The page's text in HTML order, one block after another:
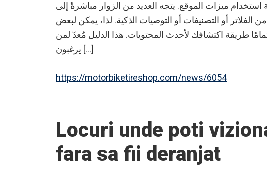
ميزات الموقع. يتجه العديد من الزوار مباشرةً إلى
الفلاتر أو التصنيفات أو التوصيات الذكية. لذا، يمكن لبعض
تمامًا طريقة اكتشافك لأحدث المحتويات. هذا الدليل مُعدّ لمن
يرغبون […]
https://motorbiketireshop.com/news/6054
Locuri unde poti
fara sa fii deranjat